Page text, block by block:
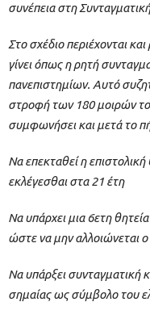
συνέπεια στη
Στο σχέδιο περιέχονται
γίνει όπως η ρητή
πανεπιστημίων. Αυτό
στροφή των 180 μοιρών
συμφωνήσει και μετά το
Να επεκταθεί η
εκλέγεσθαι στα 21 έτη
Να υπάρχει μια 6ετη
ώστε να μην αλλοιώνεται
Να υπάρξει συνταγματική
σημαίας ως σύμβολο του